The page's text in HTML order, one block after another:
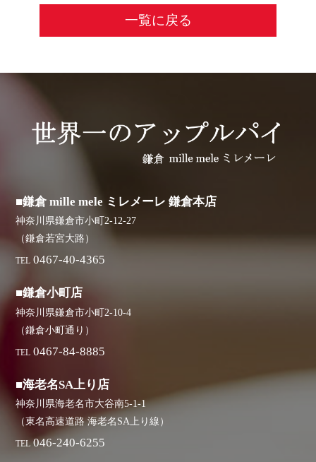
一覧に戻る
■鎌倉 mille mele ミレメーレ 鎌倉本店
神奈川県鎌倉市小町2-12-27
（鎌倉若宮大路）
TEL 0467-40-4365
■鎌倉小町店
神奈川県鎌倉市小町2-10-4
（鎌倉小町通り）
TEL 0467-84-8885
■海老名SA上り店
神奈川県海老名市大谷南5-1-1
（東名高速道路 海老名SA上り線）
TEL 046-240-6255